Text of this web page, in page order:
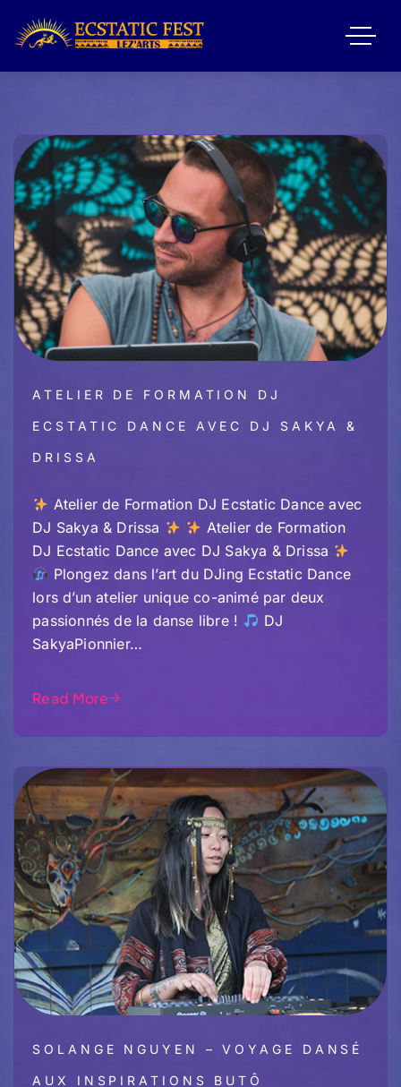
ATELIER DE FORMATION DJ
ECSTATIC DANCE AVEC DJ SAKYA &
DRISSA
Atelier de Formation DJ Ecstatic Dance avec
DJ Sakya & Drissa
Atelier de Formation
DJ Ecstatic Dance avec DJ Sakya & Drissa
Plongez dans l’art du DJing Ecstatic Dance
lors d’un atelier unique co-animé par deux
passionnés de la danse libre !
DJ
SakyaPionnier…
Read More
SOLANGE NGUYEN – VOYAGE DANSÉ
AUX INSPIRATIONS BUTÔ